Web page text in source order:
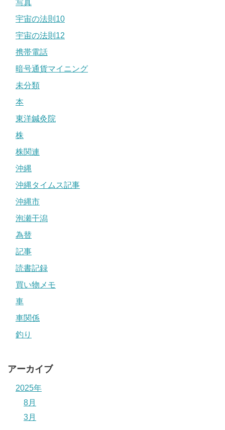
写真
宇宙の法則10
宇宙の法則12
携帯電話
暗号通貨マイニング
未分類
本
東洋鍼灸院
株
株関連
沖縄
沖縄タイムス記事
沖縄市
泡瀬干潟
為替
記事
読書記録
買い物メモ
車
車関係
釣り
アーカイブ
2025年
8月
3月